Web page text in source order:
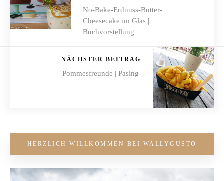
No-Bake-Erdnuss-Butter-
Cheesecake im Glas |
Buchvorstellung
NÄCHSTER BEITRAG
Pommesfreunde | Pasing
HERZLICH WILLKOMMEN BEI WALLYGUSTO